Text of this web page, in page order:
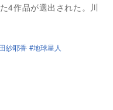
4作品が選出された。川
紗耶香
地球星人